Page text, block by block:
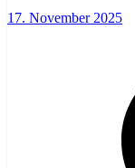
17. November 2025